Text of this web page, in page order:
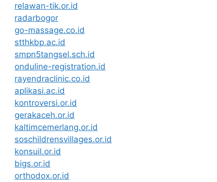
relawan-tik.or.id
radarbogor
go-massage.co.id
stthkbp.ac.id
smpn5tangsel.sch.id
onduline-registration.id
rayendraclinic.co.id
aplikasi.ac.id
kontroversi.or.id
gerakaceh.or.id
kaltimcemerlang.or.id
soschildrensvillages.or.id
konsuil.or.id
bigs.or.id
orthodox.or.id